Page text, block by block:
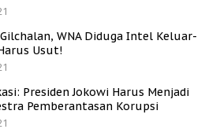
Gilchalan, WNA Diduga Intel Keluar-
Usut!
Presiden Jokowi Harus Menjadi
Pemberantasan Korupsi